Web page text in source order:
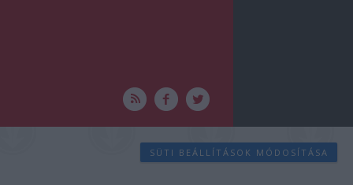
SÜTI BEÁLLÍTÁSOK MÓDOSÍTÁSA